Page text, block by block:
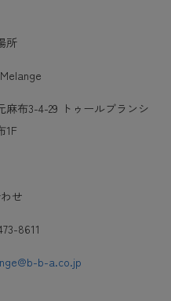
所
布3-4-29 トゥールブランシ
1F
せ
8611
b-a.co.jp